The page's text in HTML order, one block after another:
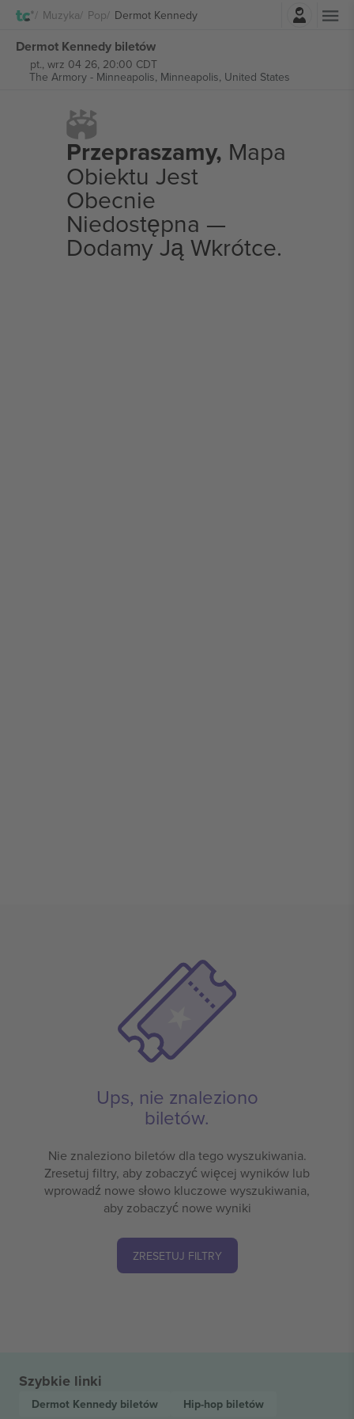
Muzyka Pop Dermot KennedyZaloguj sie
Dermot Kennedy biletów
pt., wrz 04 26, 20:00 CDT
The Armory - Minneapolis, Minneapolis, United States
Przepraszamy, Mapa
Obiektu Jest
Obecnie
Niedostępna —
Dodamy Ją Wkrótce.
Ups, nie znaleziono
biletów.
Nie znaleziono biletów dla tego wyszukiwania.
Zresetuj filtry, aby zobaczyć więcej wyników lub
wprowadź nowe słowo kluczowe wyszukiwania,
aby zobaczyć nowe wyniki
ZRESETUJ FILTRY
Szybkie linki
Dermot Kennedy biletów Hip-hop biletów